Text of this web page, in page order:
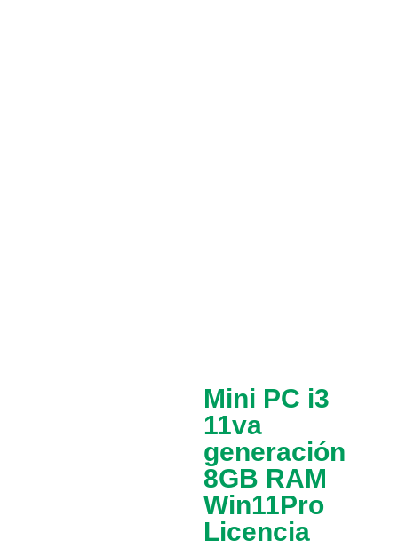
Mini PC i3
11va
generación
8GB RAM
Win11Pro
Licencia